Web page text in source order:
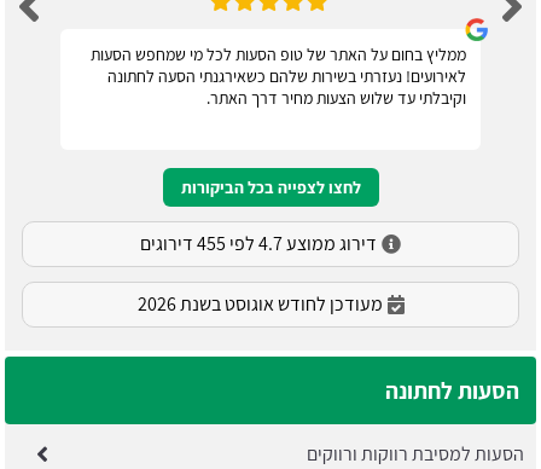
ממליץ בחום על האתר של טופ הסעות לכל מי שמחפש הסעות
לאירועים! נעזרתי בשירות שלהם כשאירגנתי הסעה לחתונה
וקיבלתי עד שלוש הצעות מחיר דרך האתר.
לחצו לצפייה בכל הביקורות
דירוג ממוצע 4.7 לפי 455 דירוגים
מעודכן לחודש אוגוסט בשנת 2026
הסעות לחתונה
הסעות למסיבת רווקות ורווקים